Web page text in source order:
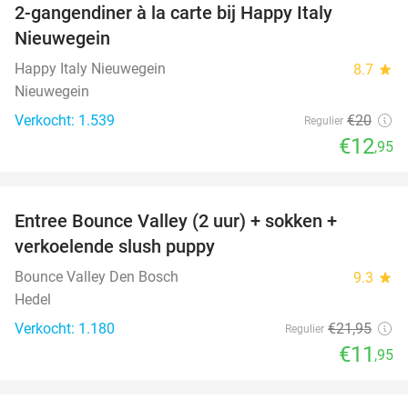
2-gangendiner à la carte bij Happy Italy
Nieuwegein
Happy Italy Nieuwegein 8.7 star
Nieuwegein
Verkocht: 1.539
Regulier €20
€12,95
Entree Bounce Valley (2 uur) + sokken +
verkoelende slush puppy
Bounce Valley Den Bosch 9.3 star
Hedel
Verkocht: 1.180
Regulier €21,95
€11 ,95